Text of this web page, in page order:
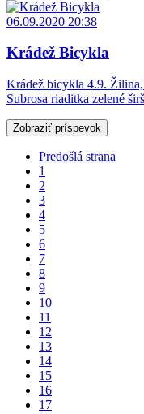
06.09.2020 20:38
Krádež Bicykla
Krádež bicykla 4.9.
Subrosa riaditka zelené
Zobraziť príspevok
Predošlá strana
1
2
3
4
5
6
7
8
9
10
11
12
13
14
15
16
17